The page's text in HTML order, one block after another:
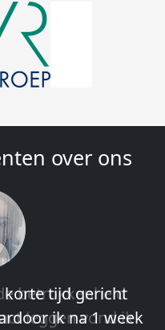
over ons
betrokkenheid
leggen vond ik